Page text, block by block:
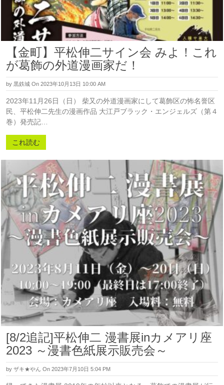
【金町】平松伸二サイン会 みよ！これ
が葛飾の外道漫画家だ！
by 黒鉄城 On 2023年10月13日 10:00 AM
2023年11月26日（日） 柴又の外道漫画家にして葛飾区の怖名誉区
民、平松伸二先生の漫画作品 大江戸ブラック・エンジェルズ（第４
巻）発売記…
これ読む
[8/2追記]平松伸二 漫書展inカメアリ座
2023 ～漫書色紙展示販売会～
by ザキ★やん On 2023年7月10日 5:04 PM